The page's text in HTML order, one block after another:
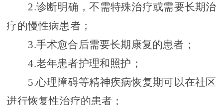
2.诊断明确，不需特殊治疗或需要长期治
疗的慢性病患者；
3.手术愈合后需要长期康复的患者；
4.老年患者护理和照护；
5.心理障碍等精神疾病恢复期可以在社区
进行恢复性治疗的患者；